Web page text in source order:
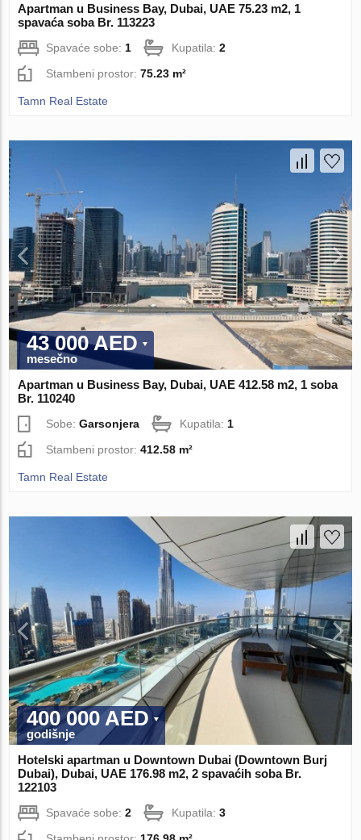
Apartman u Business Bay, Dubai, UAE 75.23 m2, 1
spavaća soba Br. 113223
Spavaće sobe: 1 Kupatila:2
Stambeni prostor:75.23 m²
Tamn Real Estate
43 000 AED
mesečno
Apartman u Business Bay, Dubai, UAE 412.58 m2, 1 soba
Br. 110240
Sobe:Garsonjera Kupatila: 1
Stambeni prostor:412.58 m²
Tamn Real Estate
400 000 AED
godišnje
Hotelski apartman u Downtown Dubai (Downtown Burj
Dubai), Dubai, UAE 176.98 m2, 2 spavaćih soba Br.
122103
Spavaće sobe:2 Kupatila:3